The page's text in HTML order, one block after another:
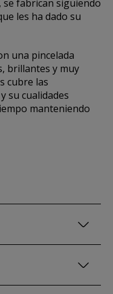
se fabrican siguiendo
les ha dado su
una pincelada
brillantes y muy
cubre las
su cualidades
manteniendo